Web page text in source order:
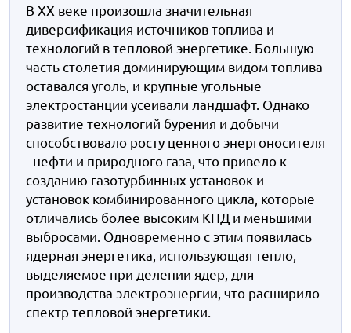
В XX веке произошла значительная
диверсификация источников топлива и
технологий в тепловой энергетике. Большую
часть столетия доминирующим видом топлива
оставался уголь, и крупные угольные
электростанции усеивали ландшафт. Однако
развитие технологий бурения и добычи
способствовало росту ценного энергоносителя
- нефти и природного газа, что привело к
созданию газотурбинных установок и
установок комбинированного цикла, которые
отличались более высоким КПД и меньшими
выбросами. Одновременно с этим появилась
ядерная энергетика, использующая тепло,
выделяемое при делении ядер, для
производства электроэнергии, что расширило
спектр тепловой энергетики.